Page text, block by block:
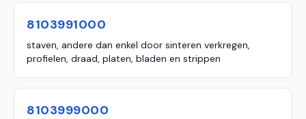
8103991000
staven, andere dan enkel door sinteren verkregen,
profielen, draad, platen, bladen en strippen
8103999000